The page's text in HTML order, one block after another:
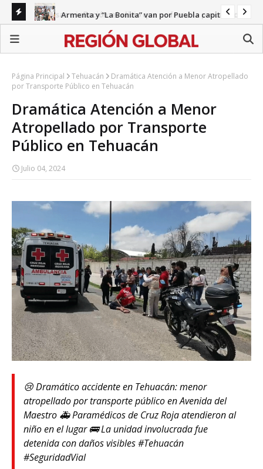
Remesas e inflación: el alivio que no frena la precariedad
Armenta y “La Bonita” van por Puebla capital
Página Principal Tehuacán
Dramática Atención a Menor Atropellado
por Transporte Público en Tehuacán
Dramática Atención a Menor
Atropellado por Transporte
Público en Tehuacán
Julio 04, 2024
😢 Dramático accidente en Tehuacán: menor
atropellado por transporte público en Avenida del
Maestro 🚑 Paramédicos de Cruz Roja atendieron al
niño en el lugar 🚌 La unidad involucrada fue
detenida con daños visibles #Tehuacán
#SeguridadVial